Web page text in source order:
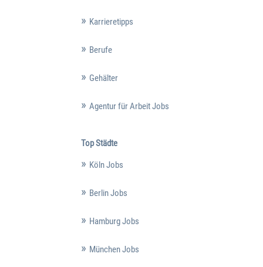
Karrieretipps
Berufe
Gehälter
Agentur für Arbeit Jobs
Top Städte
Köln Jobs
Berlin Jobs
Hamburg Jobs
München Jobs